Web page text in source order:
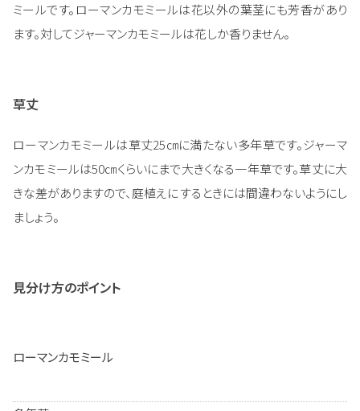
ミールです。ローマンカモミールは花以外の葉茎にも芳香があり
ます。対してジャーマンカモミールは花しか香りません。
草丈
ローマンカモミールは草丈25㎝に満たない多年草です。ジャーマ
ンカモミールは50㎝くらいにまで大きくなる一年草です。草丈に大
きな差がありますので、庭植えにするときには間違わないようにし
ましょう。
見分け方のポイント
ローマンカモミール